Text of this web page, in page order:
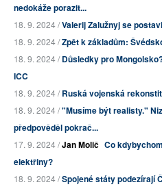
nedokáže porazit...
18. 9. 2024 /Valerij Zalužnyj se
18. 9. 2024 /Zpět k základům:
18. 9. 2024 /Důsledky pro
ICC
18. 9. 2024 /Ruská vojenská
18. 9. 2024 /"Musíme být realisty."
předpověděl pokrač...
17. 9. 2024 /Jan Molič Co
elektřiny?
18. 9. 2024 /Spojené státy podezírají